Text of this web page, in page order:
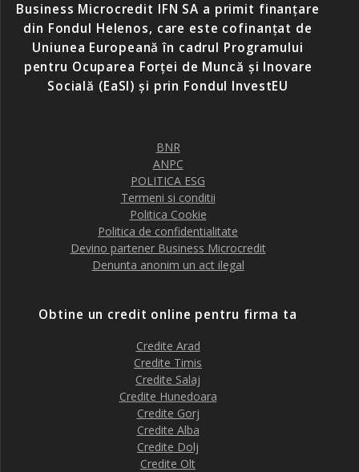
Business Microcredit IFN SA a primit finanțare
din Fondul Helenos, care este cofinanțat de
Uniunea Europeană în cadrul Programului
pentru Ocuparea Forței de Muncă și Inovare
Socială (EaSI) și prin Fondul InvestEU
BNR
ANPC
POLITICA ESG
Termeni si conditii
Politica Cookie
Politica de confidentialitate
Devino partener Business Microcredit
Denunta anonim un act ilegal
Obtine un credit online pentru firma ta
Credite Arad
Credite Timis
Credite Salaj
Credite Hunedoara
Credite Gorj
Credite Alba
Credite Dolj
Credite Olt